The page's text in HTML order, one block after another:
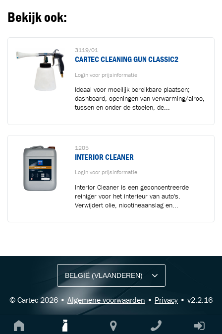
Bekijk ook:
3119/01
CARTEC CLEANING GUN CLASSIC2
Login voor prijsinformatie
Ideaal voor moeilijk bereikbare plaatsen;
dashboard, openingen van verwarming/airco,
tussen en onder de stoelen, de...
1205
INTERIOR CLEANER
Login voor prijsinformatie
Interior Cleaner is een geconcentreerde
reiniger voor het interieur van auto's.
Verwijdert olie, nicotineaanslag en...
© Cartec 2026 • Algemene voorwaarden • Privacy • v2.2.16
Ontvang vakgerelateerde tips,
aanbiedingen en productupdates van Cartec.